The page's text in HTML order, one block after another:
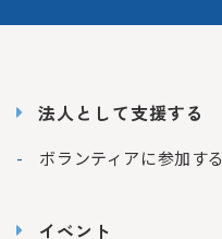
法人として支援する
ボランティアに参加する
イベント